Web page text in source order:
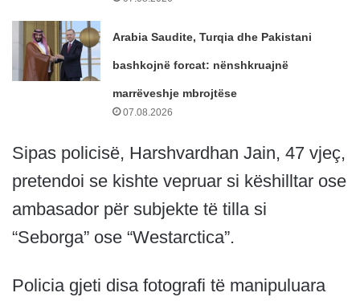
Arabia Saudite, Turqia dhe Pakistani
bashkojnë forcat: nënshkruajnë
marrëveshje mbrojtëse
07.08.2026
Sipas policisë, Harshvardhan Jain, 47 vjeç,
pretendoi se kishte vepruar si këshilltar ose
ambasador për subjekte të tilla si
“Seborga” ose “Westarctica”.
Policia gjeti disa fotografi të manipuluara